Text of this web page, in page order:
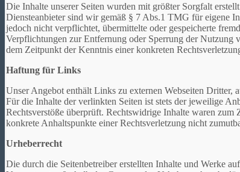
Die Inhalte unserer Seiten wurden mit größter Sorgfalt
Diensteanbieter sind wir gemäß § 7 Abs.1 TMG für eigene
jedoch nicht verpflichtet, übermittelte oder gespeicherte
Verpflichtungen zur Entfernung oder Sperrung der Nutzung
dem Zeitpunkt der Kenntnis einer konkreten
Haftung für Links
Unser Angebot enthält Links zu externen Webseiten Dritter,
Für die Inhalte der verlinkten Seiten ist stets der jeweilige
Rechtsverstöße überprüft. Rechtswidrige Inhalte waren
konkrete Anhaltspunkte einer Rechtsverletzung nicht
Urheberrecht
Die durch die Seitenbetreiber erstellten Inhalte und Werke